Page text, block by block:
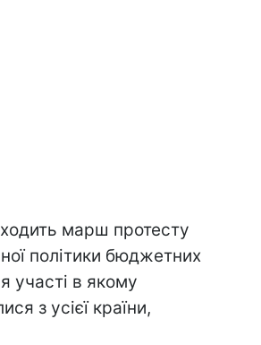
марш протесту
політики бюджетних
участі в якому
з усієї країни,